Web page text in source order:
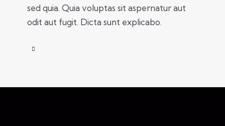
sed quia. Quia voluptas sit aspernatur aut
odit aut fugit. Dicta sunt explicabo.